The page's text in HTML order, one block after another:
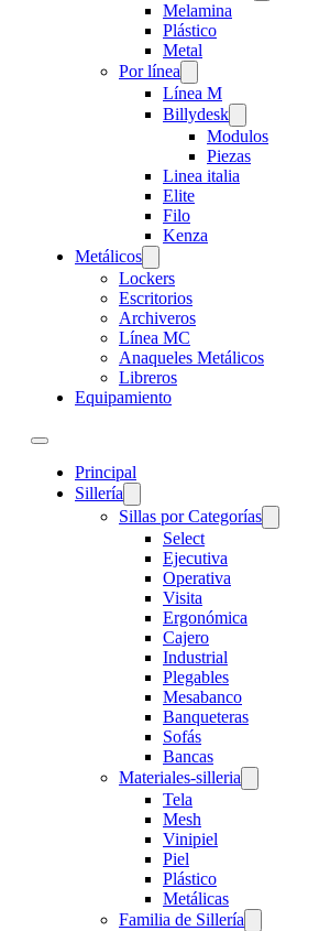
Melamina
Plástico
Metal
Por línea
Línea M
Billydesk
Modulos
Piezas
Linea italia
Elite
Filo
Kenza
Metálicos
Lockers
Escritorios
Archiveros
Línea MC
Anaqueles Metálicos
Libreros
Equipamiento
Principal
Sillería
Sillas por Categorías
Select
Ejecutiva
Operativa
Visita
Ergonómica
Cajero
Industrial
Plegables
Mesabanco
Banqueteras
Sofás
Bancas
Materiales-silleria
Tela
Mesh
Vinipiel
Piel
Plástico
Metálicas
Familia de Sillería